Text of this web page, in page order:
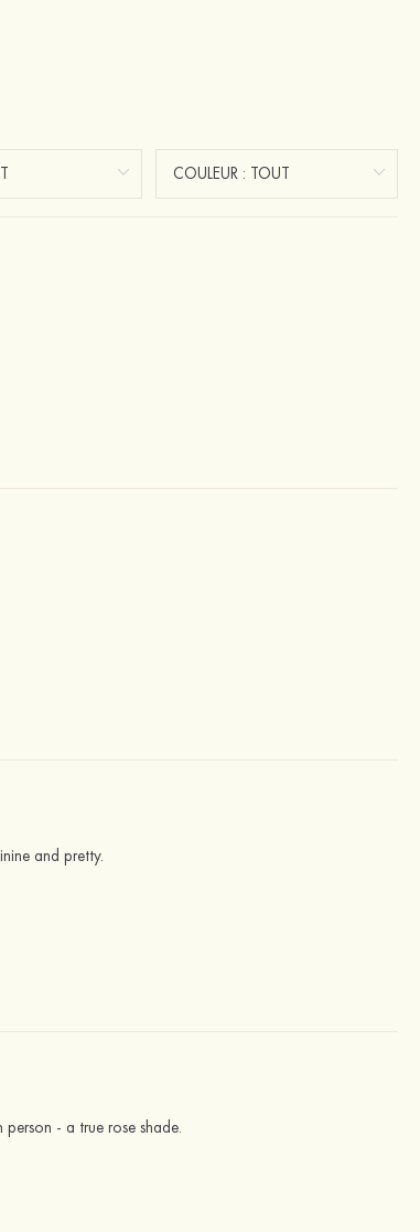
and pretty.
- a true rose shade.